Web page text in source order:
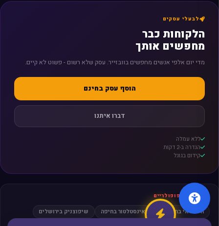
לבעלי עסקים
הלקוחות כבר
מחפשים אותך
מדי יום אלפי אנשים מחפשים בוובזייר. עסק שלא רשום - פשוט לא קיים.
הוסף עסק בחינם
דברו איתנו
ללא עמלה
הגדרה ב-2 דקות
קידום בגוגל
חיפושים פופולריים
חשמלאי בתל אביב אינסטלטור בחיפה
שיפוצניק בירושלים